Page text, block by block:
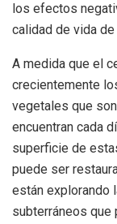
los efectos
calidad de vida
A medida que el
crecientemente
vegetales que
encuentran cada
superficie de
puede ser
están explorando
subterráneos que